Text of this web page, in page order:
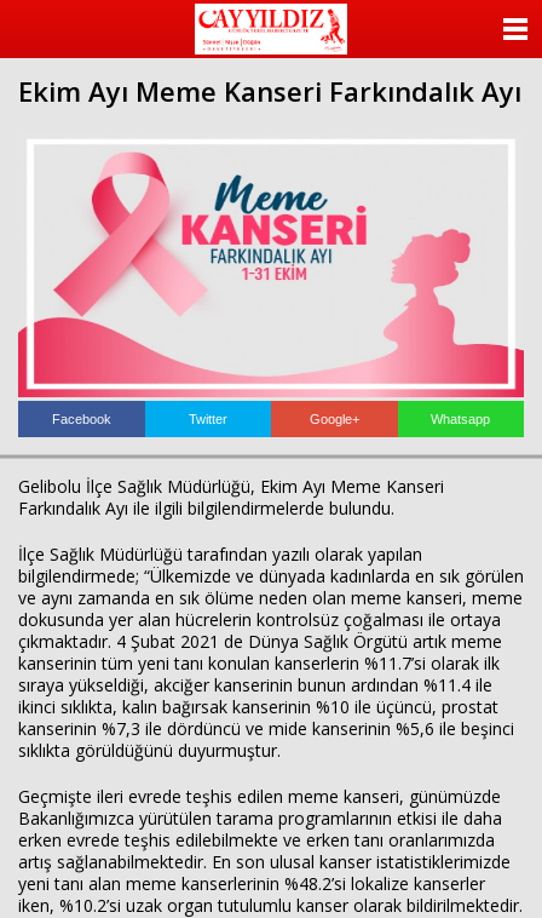
Ekim Ayı Meme Kanseri Farkındalık Ayı
Facebook Twitter Google+ Whatsapp
Gelibolu İlçe Sağlık Müdürlüğü, Ekim Ayı Meme Kanseri
Farkındalık Ayı ile ilgili bilgilendirmelerde bulundu.
İlçe Sağlık Müdürlüğü tarafından yazılı olarak yapılan
bilgilendirmede; “Ülkemizde ve dünyada kadınlarda en sık görülen
ve aynı zamanda en sık ölüme neden olan meme kanseri, meme
dokusunda yer alan hücrelerin kontrolsüz çoğalması ile ortaya
çıkmaktadır. 4 Şubat 2021 de Dünya Sağlık Örgütü artık meme
kanserinin tüm yeni tanı konulan kanserlerin %11.7’si olarak ilk
sıraya yükseldiği, akciğer kanserinin bunun ardından %11.4 ile
ikinci sıklıkta, kalın bağırsak kanserinin %10 ile üçüncü, prostat
kanserinin %7,3 ile dördüncü ve mide kanserinin %5,6 ile beşinci
sıklıkta görüldüğünü duyurmuştur.
Geçmişte ileri evrede teşhis edilen meme kanseri, günümüzde
Bakanlığımızca yürütülen tarama programlarının etkisi ile daha
erken evrede teşhis edilebilmekte ve erken tanı oranlarımızda
artış sağlanabilmektedir. En son ulusal kanser istatistiklerimizde
yeni tanı alan meme kanserlerinin %48.2’si lokalize kanserler
iken, %10.2’si uzak organ tutulumlu kanser olarak bildirilmektedir.
KATEGORİLER
YAZARLAR
FOTO GALERİ
VİDEO GALERİ
KÜNYE